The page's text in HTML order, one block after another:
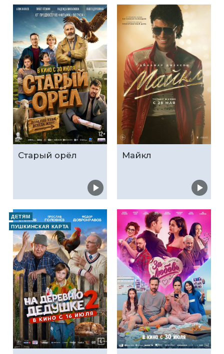
Старый орёл Майкл
ДЕТЯМ
ПУШКИНСКАЯ КАРТА